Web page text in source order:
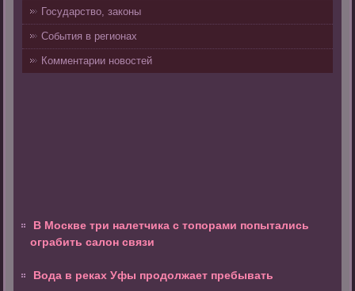
Государство, законы
События в регионах
Комментарии новостей
В Москве три налетчика с топорами попытались
ограбить салон связи
Вода в реках Уфы продолжает пребывать